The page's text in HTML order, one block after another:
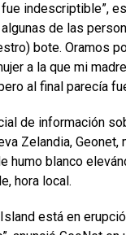
indescriptible”,
de las
bote. Oramos
a la que mi
al final parecía
de información
Zelandia, Geonet,
humo blanco
hora local.
está en